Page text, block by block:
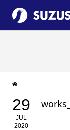
29
JUL
2020